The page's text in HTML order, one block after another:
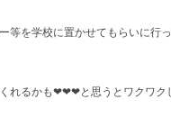
を学校に置かせてもらいに行っ
くれるかも❤❤❤と思うとワクワク